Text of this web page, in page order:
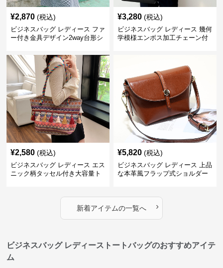
¥2,870 (税込)
ビジネスバッグ レディース ファ
ー付き金具デザイン2way台形シ
¥3,280 (税込)
ビジネスバッグ レディース 幾何
学模様エンボス加工チェーン付
¥2,580 (税込)
ビジネスバッグ レディース エス
ニック柄タッセル付き大容量ト
¥5,820 (税込)
ビジネスバッグ レディース 上品
な本革風フラップ式ショルダー
新着アイテムの一覧へ ›
ビジネスバッグ レディーストートバッグのおすすめアイテ
ム